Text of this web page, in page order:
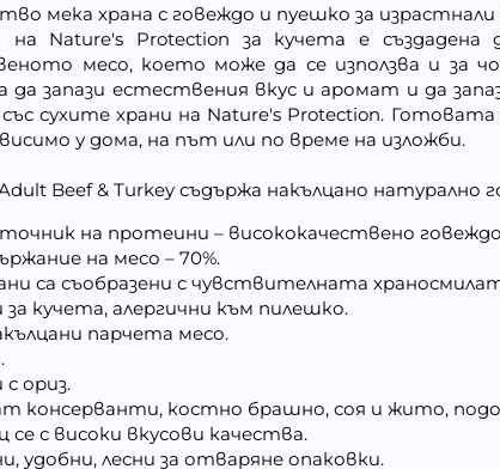
мека храна с говеждо и пуешко за
на Nature's Protection за кучета е
месо, което може да се използва и за
да запази естествения вкус и аромат и да
сухите храни на Nature's Protection.
у дома, на път или по време на изложби.
Beef & Turkey съдържа накълцано натурално
на протеини – висококачествено
на месо – 70%.
са съобразени с чувствителната
кучета, алергични към пилешко.
парчета месо.
ориз.
консерванти, костно брашно, соя и жито,
с високи вкусови качества.
удобни, лесни за отваряне опаковки.